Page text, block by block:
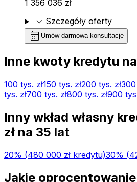
1 356 036 zł
expand_more Szczegóły oferty
calendar_month Umów darmową konsultację
Inne kwoty kredytu na
100 tys. zł150 tys. zł200 tys. zł
tys. zł700 tys. zł800 tys. zł900
Inny wkład własny
zł na 35 lat
20% (480 000 zł kredytu)30% (
Jakie